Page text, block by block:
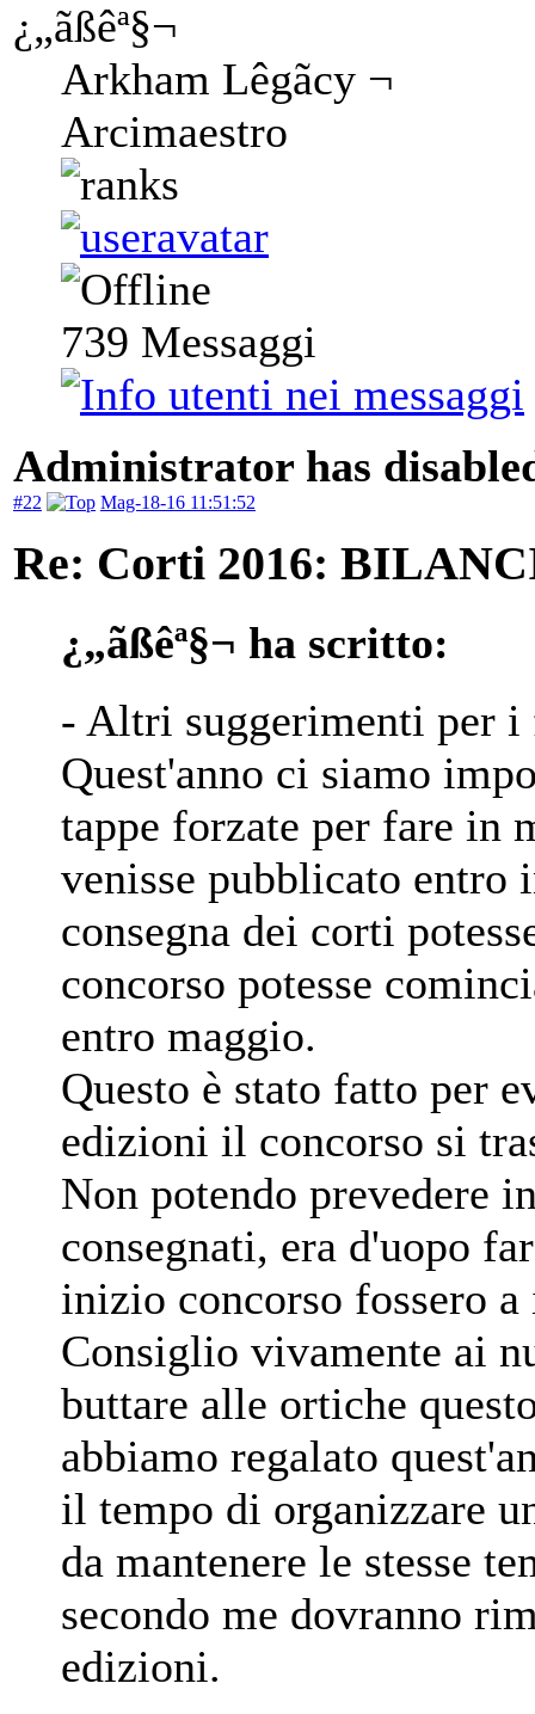
¿„ãßêª§¬
Arkham Lêgãcy ¬
Arcimaestro
739 Messaggi
Administrator has
#22 Mag-18-16 11:51:52
Re: Corti 2016:
¿„ãßêª§¬ ha scritto:
- Altri suggerimenti per
Quest'anno ci siamo
tappe forzate per fare in
venisse pubblicato
consegna dei corti
concorso potesse
entro maggio.
Questo è stato fatto per
edizioni il concorso si
Non potendo prevedere
consegnati, era d'uopo
inizio concorso fossero
Consiglio vivamente ai
buttare alle ortiche
abbiamo regalato
il tempo di organizzare
da mantenere le stesse
secondo me dovranno
edizioni.